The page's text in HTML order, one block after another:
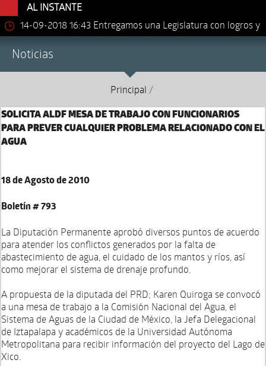
AL INSTANTE
14-09-2018 16:43 Entregamos una Legislatura con logros y
Noticias
Principal /
SOLICITA ALDF MESA DE TRABAJO CON FUNCIONARIOS
PARA PREVER CUALQUIER PROBLEMA RELACIONADO CON EL
AGUA
18 de Agosto de 2010
Boletín # 793
La Diputación Permanente aprobó diversos puntos de acuerdo
para atender los conflictos generados por la falta de
abastecimiento de agua, el cuidado de los mantos y ríos, así
como mejorar el sistema de drenaje profundo.
A propuesta de la diputada del PRD; Karen Quiroga se convocó
a una mesa de trabajo a la Comisión Nacional del Agua, el
Sistema de Aguas de la Ciudad de México, la Jefa Delegacional
de Iztapalapa y académicos de la Universidad Autónoma
Metropolitana para recibir información del proyecto del Lago de
Xico.